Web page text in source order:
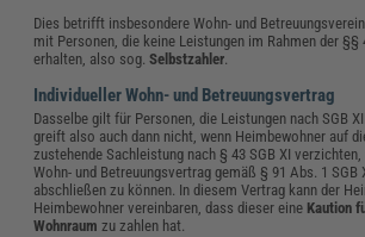
Dies betrifft insbesondere Wohn- und
mit Personen, die keine Leistungen im Rahmen der §§
erhalten, also sog.Selbstzahler.
Individueller Wohn- und Betreuungsvertrag
Dasselbe gilt für Personen, die Leistungen nach SGB
greift also auch dann nicht, wenn Heimbewohner auf
zustehende Sachleistung nach § 43 SGB XI
Wohn- und Betreuungsvertrag gemäß § 91 Abs. 1 SGB
abschließen zu können. In diesem Vertrag kann der
Heimbewohner vereinbaren, dass dieser eine Kaution
Wohnraum zu zahlen hat.